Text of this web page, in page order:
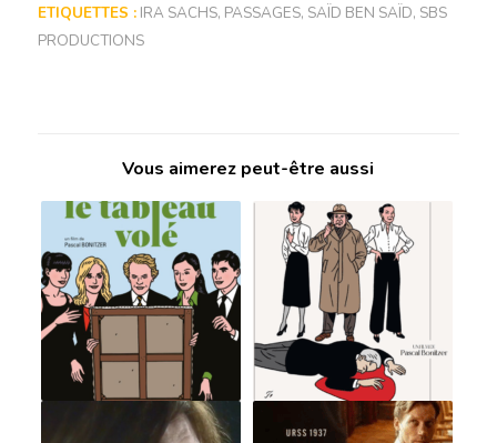
ETIQUETTES : IRA SACHS, PASSAGES, SAÏD BEN SAÏD, SBS
PRODUCTIONS
Vous aimerez peut-être aussi